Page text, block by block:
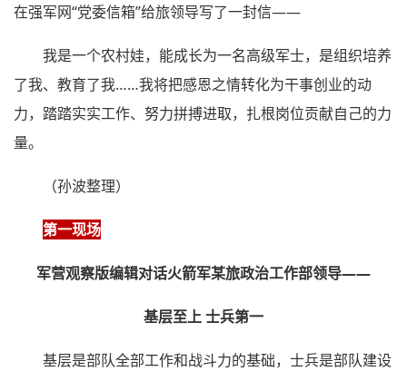
在强军网“党委信箱”给旅领导写了一封信——
我是一个农村娃，能成长为一名高级军士，是组织培养
了我、教育了我……我将把感恩之情转化为干事创业的动
力，踏踏实实工作、努力拼搏进取，扎根岗位贡献自己的力
量。
（孙波整理）
第一现场
军营观察版编辑对话火箭军某旅政治工作部领导——
基层至上 士兵第一
基层是部队全部工作和战斗力的基础，士兵是部队建设